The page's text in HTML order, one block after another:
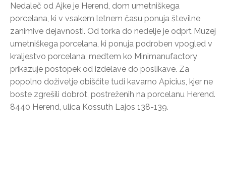
Nedaleč od Ajke je Herend, dom umetniškega
porcelana, ki v vsakem letnem času ponuja številne
zanimive dejavnosti. Od torka do nedelje je odprt Muzej
umetniškega porcelana, ki ponuja podroben vpogled v
kraljestvo porcelana, medtem ko Minimanufactory
prikazuje postopek od izdelave do poslikave. Za
popolno doživetje obiščite tudi kavarno Apicius, kjer ne
boste zgrešili dobrot, postreženih na porcelanu Herend.
8440 Herend, ulica Kossuth Lajos 138-139.